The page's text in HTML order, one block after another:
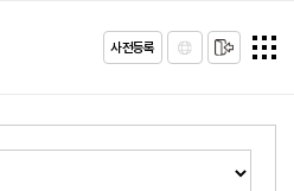
사전등록